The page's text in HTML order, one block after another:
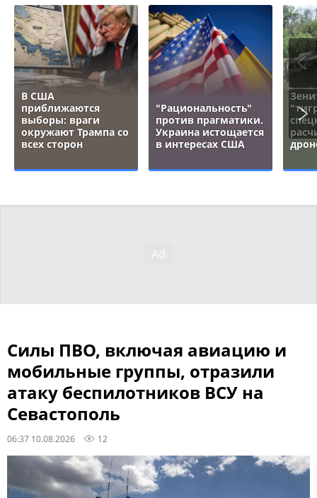
В США
приближаются
выборы: враги
окружают Трампа со
всех сторон
"Рациональность"
против прагматики.
Украина истощается
в интересах США
Силы ПВО, включая авиацию и
мобильные группы, отразили
атаку беспилотников ВСУ на
Севастополь
06:37 10.08.2026 12